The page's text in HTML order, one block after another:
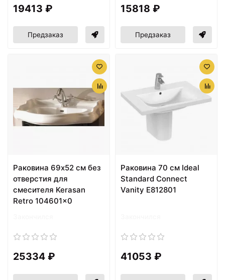
19413 ₽
Предзаказ
15818 ₽
Предзаказ
Раковина 69х52 см без
отверстия для
смесителя Kerasan
Retro 104601x0
25334 ₽
Раковина 70 см Ideal
Standard Connect
Vanity E812801
41053 ₽